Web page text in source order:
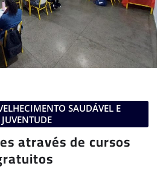
SAUDÁVEL E
JUVENTUDE
através de cursos